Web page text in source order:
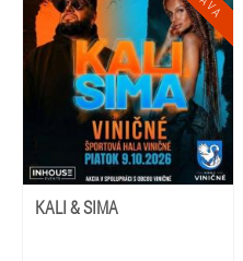
KALI & SIMA